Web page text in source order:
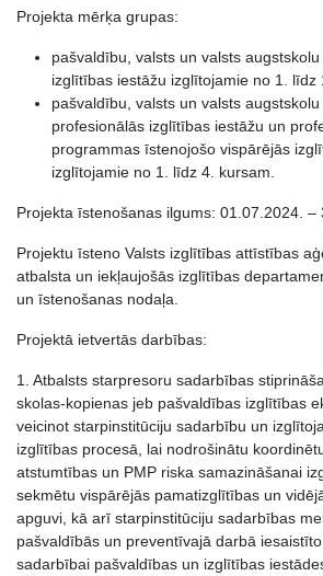
Projekta mērķa grupas:
pašvaldību, valsts un valsts
izglītības iestāžu izglītojamie no 1. līdz
pašvaldību, valsts un valsts
profesionālās izglītības iestāžu un
programmas īstenojošo vispārējās
izglītojamie no 1. līdz 4. kursam.
Projekta īstenošanas ilgums: 01.07.2024. –
Projektu īsteno Valsts izglītības attīstības
atbalsta un iekļaujošās izglītības
un īstenošanas nodaļa.
Projektā ietvertās darbības:
1. Atbalsts starpresoru sadarbības
skolas-kopienas jeb pašvaldības izglītības
veicinot starpinstitūciju sadarbību un
izglītības procesā, lai nodrošinātu
atstumtības un PMP riska samazināšanai
sekmētu vispārējās pamatizglītības un
apguvi, kā arī starpinstitūciju sadarbības
pašvaldībās un preventīvajā darbā
sadarbībai pašvaldības un izglītības